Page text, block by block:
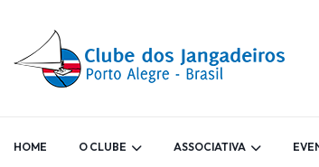
HOME O CLUBE ASSOCIATIVA